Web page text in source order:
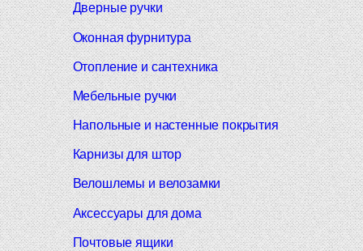
Дверные ручки
Оконная фурнитура
Отопление и сантехника
Мебельные ручки
Напольные и настенные покрытия
Карнизы для штор
Велошлемы и велозамки
Аксессуары для дома
Почтовые ящики